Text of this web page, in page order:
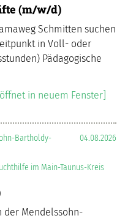
(m/w/d)
Schmitten suchen
in Voll- oder
Pädagogische
in neuem Fenster]
04.08.2026
Bartholdy-
im Main-Taunus-Kreis
der Mendelssohn-